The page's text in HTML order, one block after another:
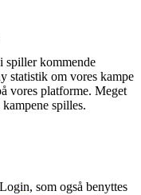
spiller kommende
statistik om vores kampe
vores platforme. Meget
spilles.
som også benyttes